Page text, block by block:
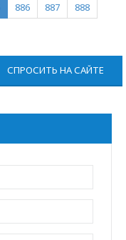
886 887
888
СПРОСИТЬ НА САЙТЕ